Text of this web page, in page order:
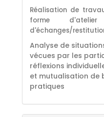
Réalisation de
forme
d'échanges/
Analyse de
vécues par les
réflexions
et mutualisation de
pratiques